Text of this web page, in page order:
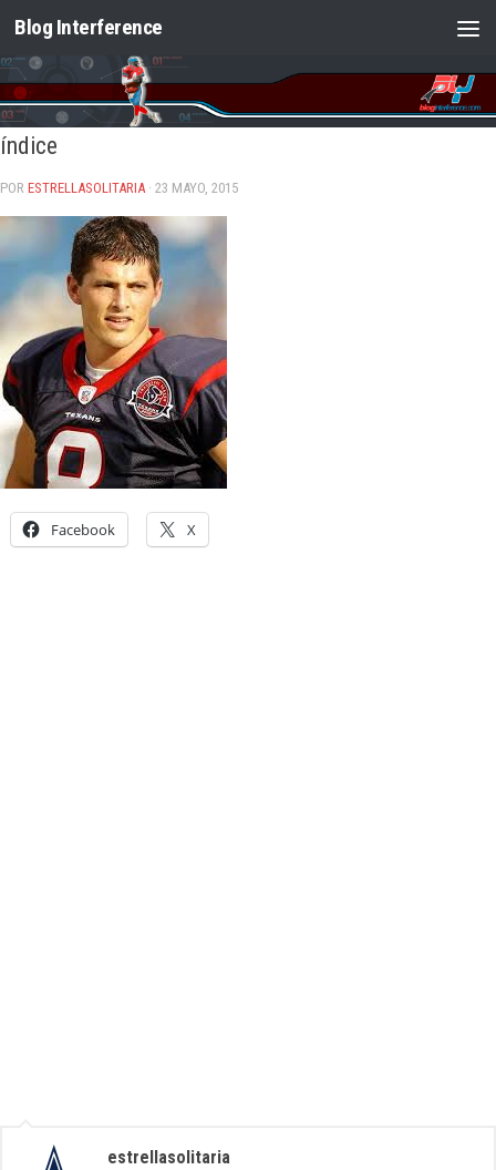
Saltar al contenido
Blog Interference
índice
POR ESTRELLASOLITARIA · 23 MAYO, 2015
Facebook X
estrellasolitaria